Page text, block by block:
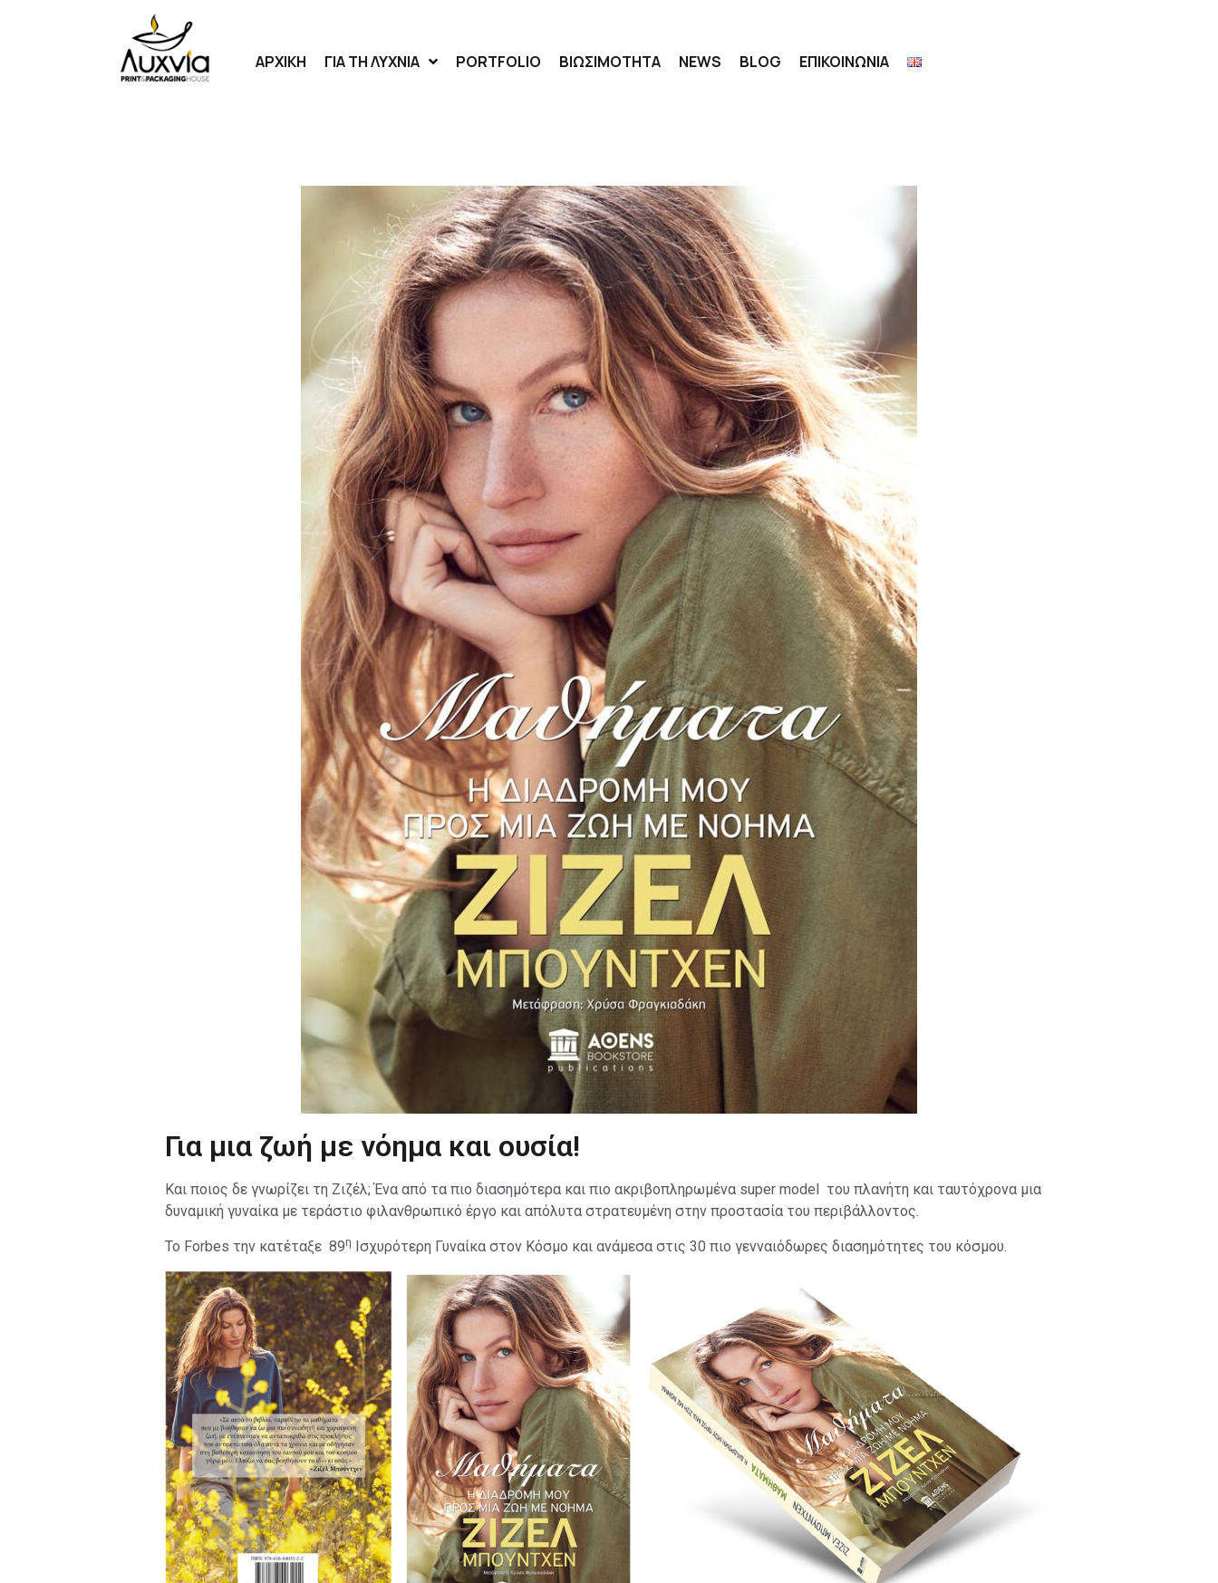
ΑΡΧΙΚΗ ΓΙΑ ΤΗ ΛΥΧΝΙΑ PORTFOLIO ΒΙΩΣΙΜΟΤΗΤΑ NEWS BLOG ΕΠΙΚΟΙΝΩΝΙΑ
Για μια ζωή με νόημα και ουσία!
Και ποιος δε γνωρίζει τη Ζιζέλ; Ένα από τα πιο διασημότερα και πιο ακριβοπληρωμένα super model του πλανήτη και ταυτόχρονα μια
δυναμική γυναίκα με τεράστιο φιλανθρωπικό έργο και απόλυτα στρατευμένη στην προστασία του περιβάλλοντος.
Το Forbes την κατέταξε 89η Ισχυρότερη Γυναίκα στον Κόσμο και ανάμεσα στις 30 πιο γενναιόδωρες διασημότητες του κόσμου.